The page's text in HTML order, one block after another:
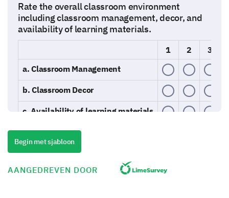
Rate the overall classroom environment
including classroom management, decor, and
availability of learning materials.
1 2 3
a. Classroom Management
b. Classroom Decor
c. Availability of learning materials
Please describe any suggestions you have for
improving the learning environment.
Begin met sjabloon
AANGEDREVEN DOOR